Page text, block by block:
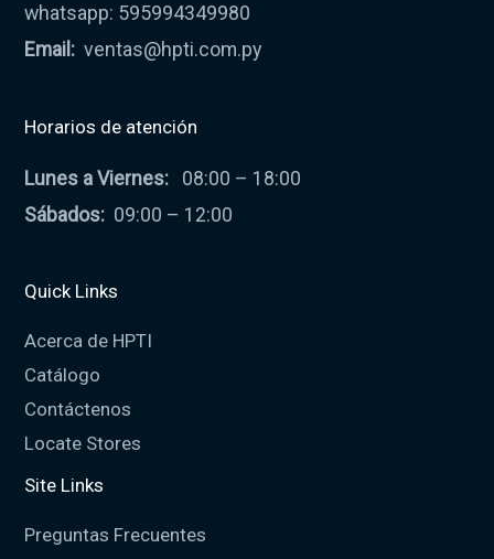
whatsapp: 595994349980
Email: ventas@hpti.com.py
Horarios de atención
Lunes a Viernes: 08:00 – 18:00
Sábados: 09:00 – 12:00
Quick Links
Acerca de HPTI
Catálogo
Contáctenos
Locate Stores
Site Links
Preguntas Frecuentes